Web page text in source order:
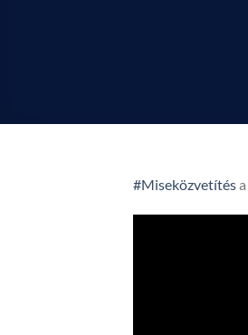
#Miseközvetítésa